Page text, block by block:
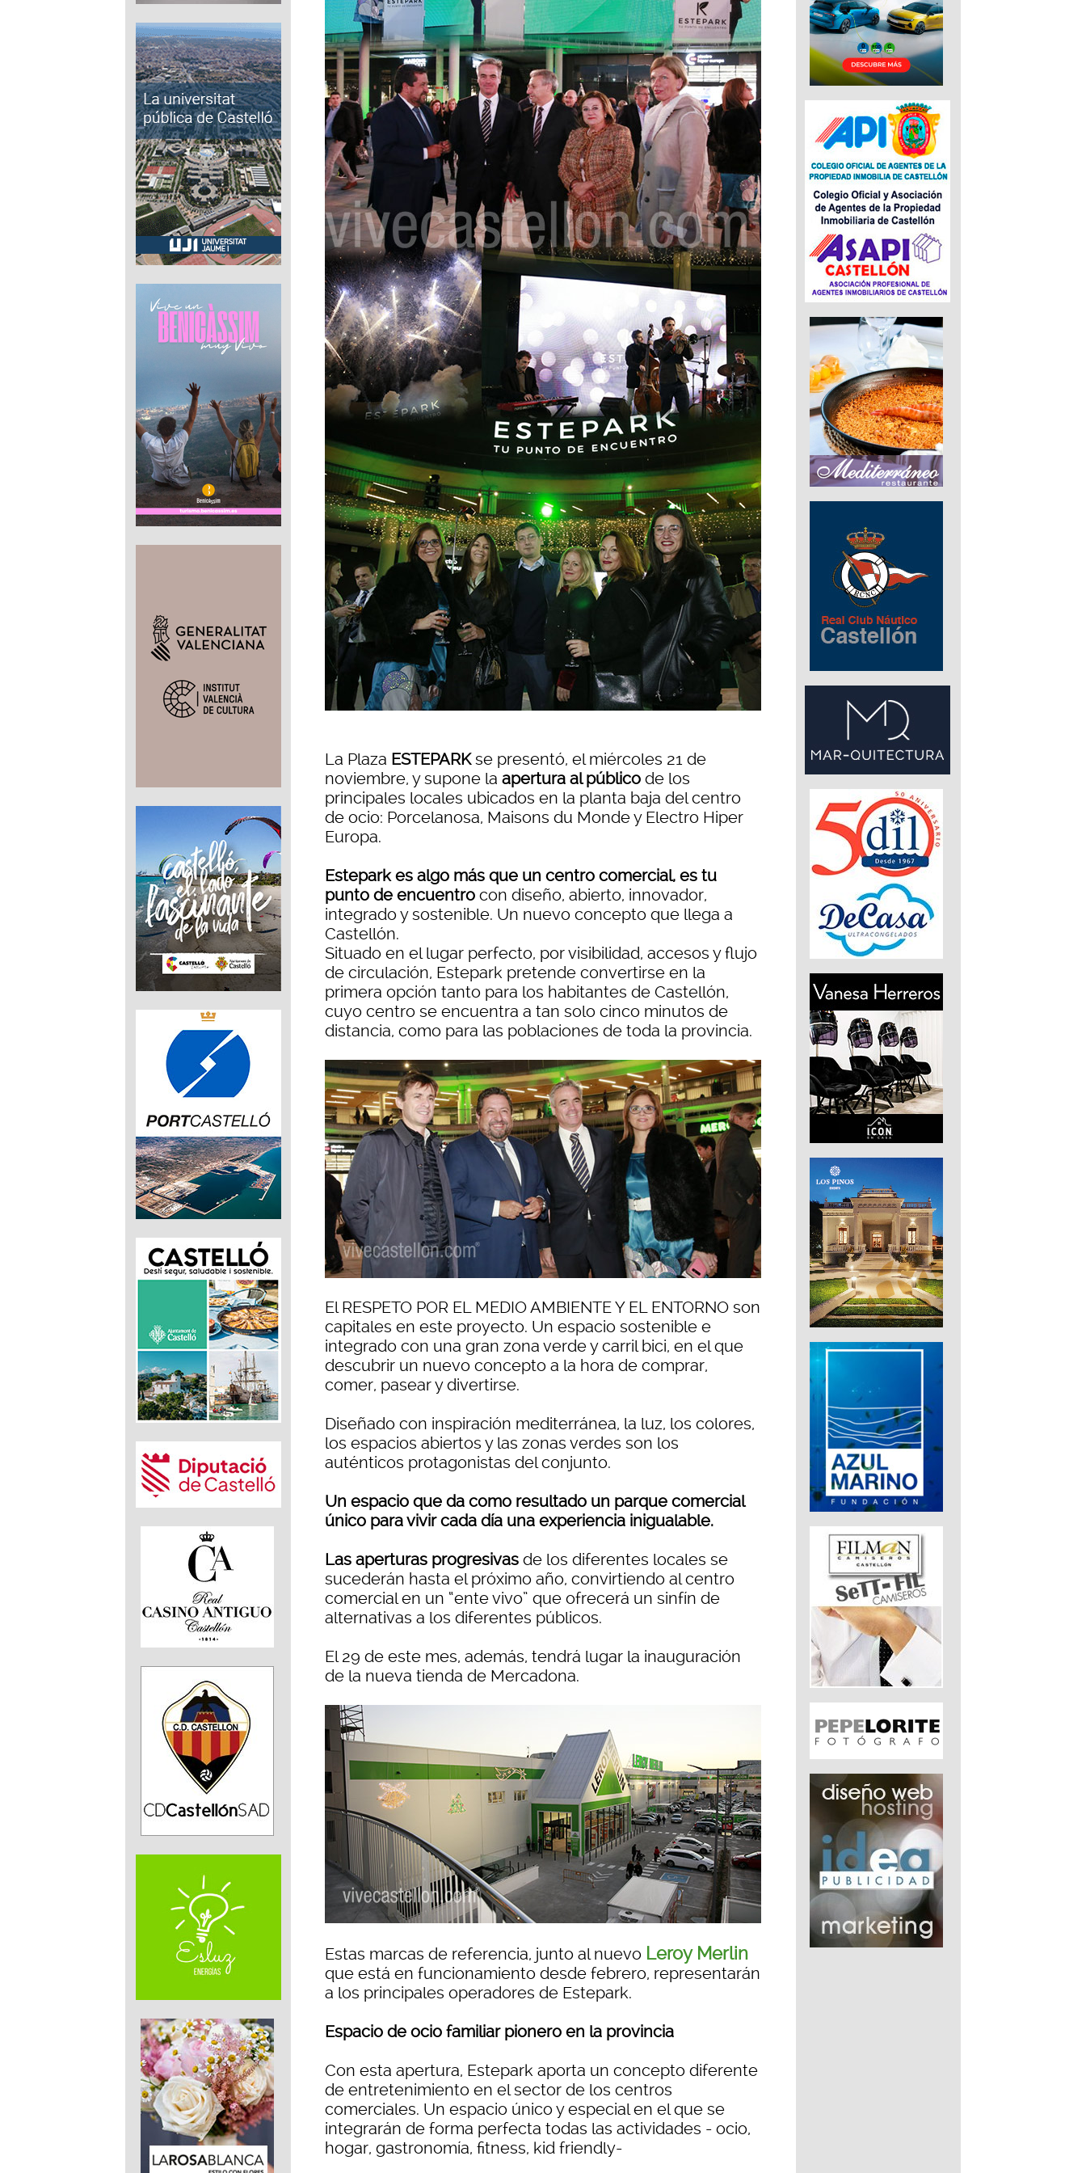
La Plaza ESTEPARKse presentó, el miércoles 21 de
noviembre, y supone la apertura al público de los
principales locales ubicados en la planta baja del centro
de ocio: Porcelanosa, Maisons du Monde y Electro Hiper
Europa.
Estepark es algo más que un centro comercial, es tu
punto de encuentro con diseño, abierto, innovador,
integrado y sostenible. Un nuevo concepto que llega a
Castellón.
Situado en el lugar perfecto, por visibilidad, accesos y flujo
de circulación, Estepark pretende convertirse en la
primera opción tanto para los habitantes de Castellón,
cuyo centro se encuentra a tan solo cinco minutos de
distancia, como para las poblaciones de toda la provincia.
El RESPETO POR EL MEDIO AMBIENTE Y EL ENTORNO son
capitales en este proyecto. Un espacio sostenible e
integrado con una gran zona verde y carril bici, en el que
descubrir un nuevo concepto a la hora de comprar,
comer, pasear y divertirse.
Diseñado con inspiración mediterránea, la luz, los colores,
los espacios abiertos y las zonas verdes son los
auténticos protagonistas del conjunto.
Un espacio que da como resultado un parque comercial
único para vivir cada día una experiencia inigualable.
Las aperturas progresivas de los diferentes locales se
sucederán hasta el próximo año, convirtiendo al centro
comercial en un “ente vivo” que ofrecerá un sinfín de
alternativas a los diferentes públicos.
El 29 de este mes, además, tendrá lugar la inauguración
de la nueva tienda de Mercadona.
Estas marcas de referencia, junto al nuevo Leroy Merlin
que está en funcionamiento desde febrero, representarán
a los principales operadores de Estepark.
Espacio de ocio familiar pionero en la provincia
Con esta apertura, Estepark aporta un concepto diferente
de entretenimiento en el sector de los centros
comerciales. Un espacio único y especial en el que se
integrarán de forma perfecta todas las actividades - ocio,
hogar, gastronomía, fitness, kid friendly-